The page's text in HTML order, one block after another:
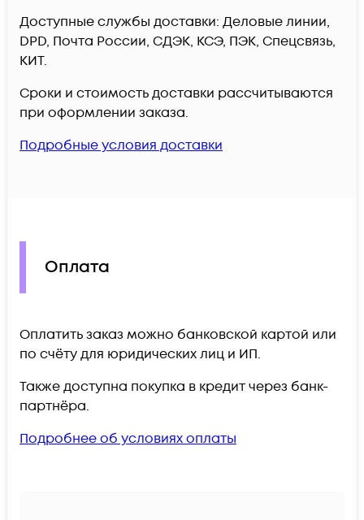
Доступные службы доставки: Деловые линии,
DPD, Почта России, СДЭК, КСЭ, ПЭК, Спецсвязь,
КИТ.
Сроки и стоимость доставки рассчитываются
при оформлении заказа.
Подробные условия доставки
Оплата
Оплатить заказ можно банковской картой или
по счёту для юридических лиц и ИП.
Также доступна покупка в кредит через банк-
партнёра.
Подробнее об условиях оплаты